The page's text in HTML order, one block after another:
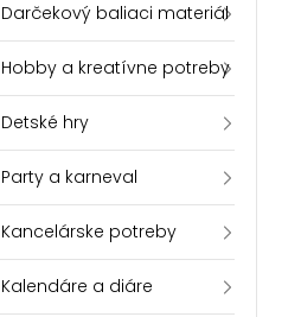
Darčekový baliaci materiál
Hobby a kreatívne potreby
Detské hry
Party a karneval
Kancelárske potreby
Kalendáre a diáre